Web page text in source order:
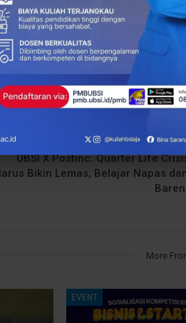
NEXT
UBSI X Postinc: Quarter Life
Bikin Lemas, Belajar Napas
More
EVENT